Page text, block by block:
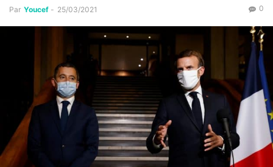
Par Youcef - 25/03/2021 0